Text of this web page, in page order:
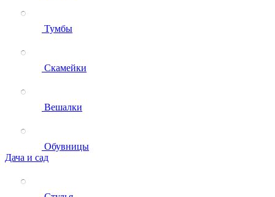
Тумбы
Скамейки
Вешалки
Обувницы
Дача и сад